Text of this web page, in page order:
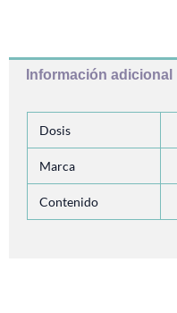
Información adicional
Dosis
Marca
Contenido